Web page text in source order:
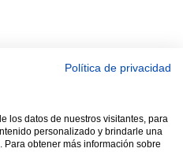
ASTRACAN - Web
sucursalvirtual
Política de privacidad
los datos de nuestros visitantes, para
personalizado y brindarle una
obtener más información sobre